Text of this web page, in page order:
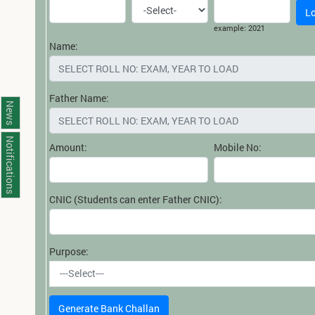
example: 2021
Name:
Father Name:
Amount: Mobile No:
CNIC (Students can enter Father CNIC):
Purpose:
---Select---
News
Notifications